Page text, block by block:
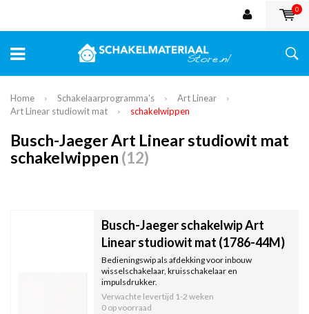
0
Home Schakelaarprogramma's
Art Linear
Art Linear studiowit mat
schakelwippen
Busch-Jaeger Art Linear studiowit mat
schakelwippen (12)
Busch-Jaeger schakelwip Art
Linear studiowit mat (1786-44M)
Bedieningswip als afdekking voor inbouw
wisselschakelaar, kruisschakelaar en
impulsdrukker.
Verwachte levertijd 1-2 weken
0 op voorraad